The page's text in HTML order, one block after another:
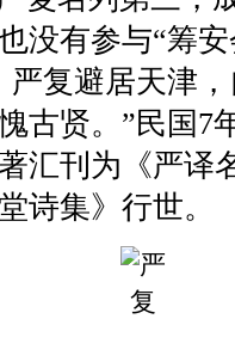
没有参与“筹
严复避居天津
古贤。”民国7
汇刊为《严译
诗集》行世。